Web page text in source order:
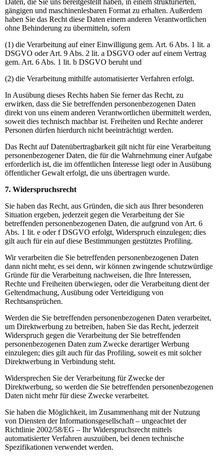
Daten, die Sie uns bereitgestellt haben, in einem strukturierten,
gängigen und maschinenlesbaren Format zu erhalten. Außerdem
haben Sie das Recht diese Daten einem anderen Verantwortlichen
ohne Behinderung zu übermitteln, sofern
(1) die Verarbeitung auf einer Einwilligung gem. Art. 6 Abs. 1 lit. a
DSGVO oder Art. 9 Abs. 2 lit. a DSGVO oder auf einem Vertrag
gem. Art. 6 Abs. 1 lit. b DSGVO beruht und
(2) die Verarbeitung mithilfe automatisierter Verfahren erfolgt.
In Ausübung dieses Rechts haben Sie ferner das Recht, zu
erwirken, dass die Sie betreffenden personenbezogenen Daten
direkt von uns einem anderen Verantwortlichen übermittelt werden,
soweit dies technisch machbar ist. Freiheiten und Rechte anderer
Personen dürfen hierdurch nicht beeinträchtigt werden.
Das Recht auf Datenübertragbarkeit gilt nicht für eine Verarbeitung
personenbezogener Daten, die für die Wahrnehmung einer Aufgabe
erforderlich ist, die im öffentlichen Interesse liegt oder in Ausübung
öffentlicher Gewalt erfolgt, die uns übertragen wurde.
7. Widerspruchsrecht
Sie haben das Recht, aus Gründen, die sich aus Ihrer besonderen
Situation ergeben, jederzeit gegen die Verarbeitung der Sie
betreffenden personenbezogenen Daten, die aufgrund von Art. 6
Abs. 1 lit. e oder f DSGVO erfolgt, Widerspruch einzulegen; dies
gilt auch für ein auf diese Bestimmungen gestütztes Profiling.
Wir verarbeiten die Sie betreffenden personenbezogenen Daten
dann nicht mehr, es sei denn, wir können zwingende schutzwürdige
Gründe für die Verarbeitung nachweisen, die Ihre Interessen,
Rechte und Freiheiten überwiegen, oder die Verarbeitung dient der
Geltendmachung, Ausübung oder Verteidigung von
Rechtsansprüchen.
Werden die Sie betreffenden personenbezogenen Daten verarbeitet,
um Direktwerbung zu betreiben, haben Sie das Recht, jederzeit
Widerspruch gegen die Verarbeitung der Sie betreffenden
personenbezogenen Daten zum Zwecke derartiger Werbung
einzulegen; dies gilt auch für das Profiling, soweit es mit solcher
Direktwerbung in Verbindung steht.
Widersprechen Sie der Verarbeitung für Zwecke der
Direktwerbung, so werden die Sie betreffenden personenbezogenen
Daten nicht mehr für diese Zwecke verarbeitet.
Sie haben die Möglichkeit, im Zusammenhang mit der Nutzung
von Diensten der Informationsgesellschaft – ungeachtet der
Richtlinie 2002/58/EG – Ihr Widerspruchsrecht mittels
automatisierter Verfahren auszuüben, bei denen technische
Spezifikationen verwendet werden.